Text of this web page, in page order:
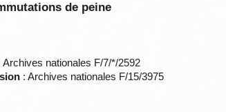
de peine
Archives nationales F/7/*/2592
: Archives nationales F/15/3975